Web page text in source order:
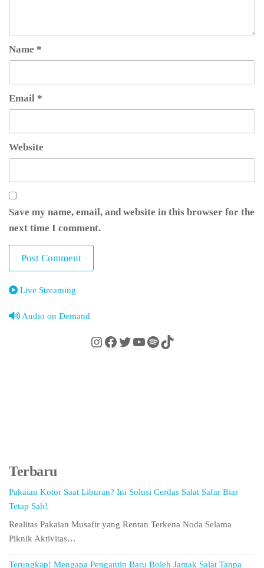
Name *
Email *
Website
Save my name, email, and website in this browser for the
next time I comment.
Live Streaming
Audio on Demand
Instagram
Facebook
Twitter
YouTube
Spotify
TikTok
Terbaru
Pakaian Kotor Saat Liburan? Ini Solusi Cerdas Salat Safar Biar
Tetap Sah!
Realitas Pakaian Musafir yang Rentan Terkena Noda Selama
Piknik Aktivitas…
Terungkap! Mengapa Pengantin Baru Boleh Jamak Salat Tanpa